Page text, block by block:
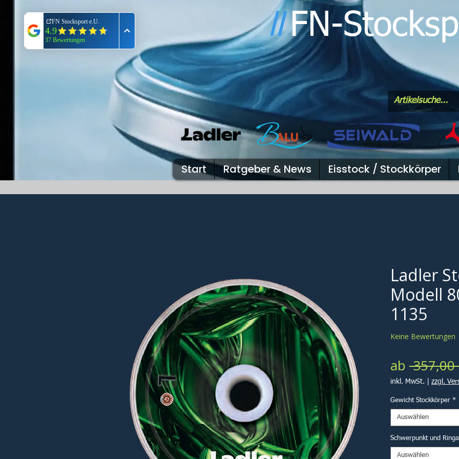
llFN-
Start Ratgeber & News Eisstock / Stockkörper
Ladler
Modell
1135
Keine Bewertungen
ab 357,00
inkl. MwSt. zzgl.
Gewicht Stockkörper *
Auswählen
Schwerpunkt und
Auswählen